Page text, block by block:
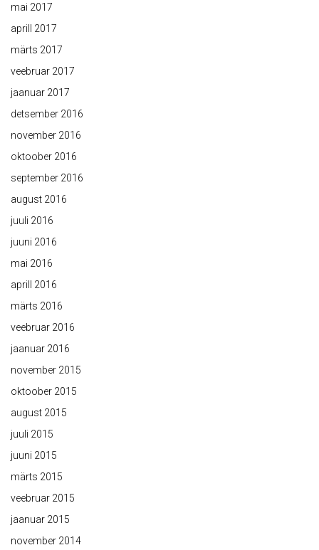
mai 2017
aprill 2017
märts 2017
veebruar 2017
jaanuar 2017
detsember 2016
november 2016
oktoober 2016
september 2016
august 2016
juuli 2016
juuni 2016
mai 2016
aprill 2016
märts 2016
veebruar 2016
jaanuar 2016
november 2015
oktoober 2015
august 2015
juuli 2015
juuni 2015
märts 2015
veebruar 2015
jaanuar 2015
november 2014